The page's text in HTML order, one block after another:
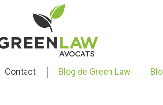
Contact | Blog de Green Law